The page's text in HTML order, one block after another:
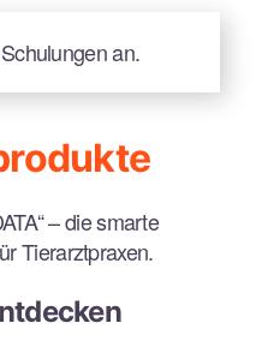
an.
– die smarte
Tierarztpraxen.